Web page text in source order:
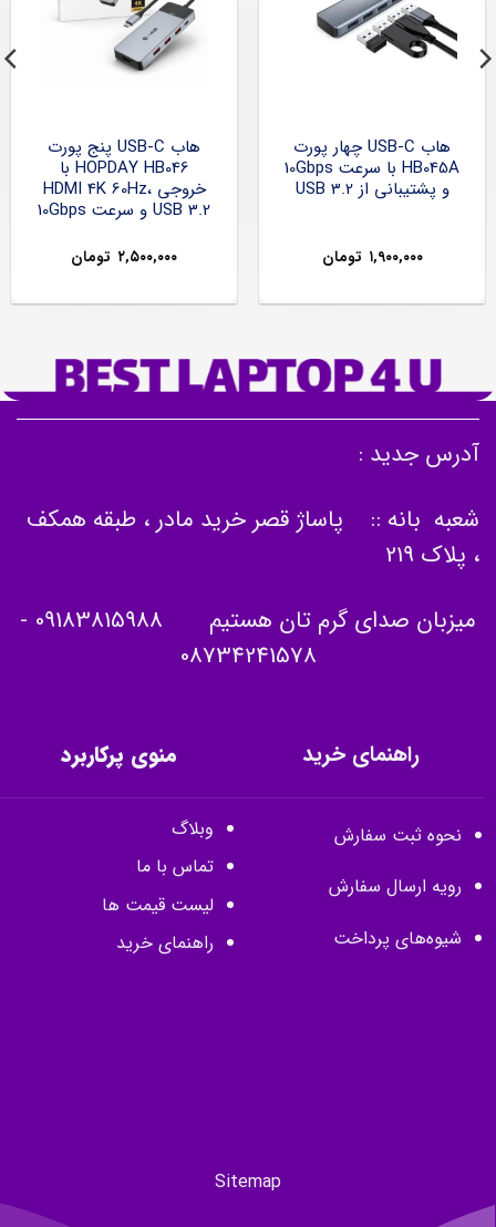
هاب USB-C چهار پورت
HB045A با سرعت 10Gbps
و پشتیبانی از USB 3.2
۱,۹۰۰,۰۰۰ تومان
هاب USB-C پنج پورت
HOPDAY HB046 با
خروجی HDMI 4K 60Hz،
USB 3.2 و سرعت 10Gbps
۲,۵۰۰,۰۰۰ تومان
آدرس جدید :
شعبه بانه :: پاساژ قصر خرید مادر ، طبقه همکف
، پلاک 219
میزبان صدای گرم تان هستیم 09183815988
-
08734241578
راهنمای خرید
نحوه ثبت سفارش
رویه ارسال سفارش
شیوه‌های پرداخت
منوی پرکاربرد
وبلاگ
تماس با ما
لیست قیمت ها
راهنمای خرید
Sitemap